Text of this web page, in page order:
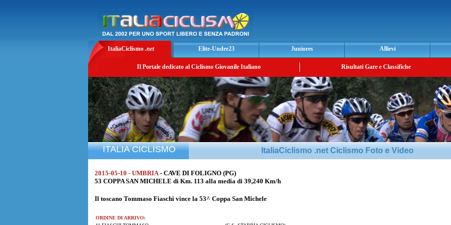
ItaliaCiclismo .net Elite-Under23 Juniores Allievi
Il Portale dedicato al Ciclismo Giovanile Italiano Risultati Gare e Classifiche
ITALIA CICLISMO ItaliaCiclismo .net Ciclismo Foto e Video
2015-05-10 - UMBRIA - CAVE DI FOLIGNO (PG)
53 COPPA SAN MICHELE di Km. 113 alla media di 39,240 Km/h
Il toscano Tommaso Fiaschi vince la 53^ Coppa San Michele
ORDINE DI ARRIVO: